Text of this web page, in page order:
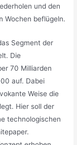
und den
Wochen beflügeln.
Segment der
Die
70 Milliarden
auf. Dabei
Weise die
Hier soll der
technologischen